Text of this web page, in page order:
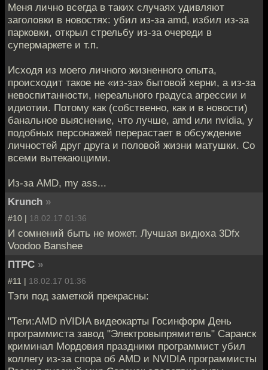
Меня лично всегда в таких случаях удивляют
заголовки в новостях: убил из-за amd, избил из-за
парковки, открыл стрельбу из-за очереди в
супермаркете и т.п.
Исходя из моего личного жизненного опыта,
происходит такое не «из-за» бытовой херни, а из-за
невоспитанности, нереального градуса агрессии и
идиотии. Потому как (собственно, как и в новости)
банальное выяснение, что лучше, amd или nvidia, у
подобных персонажей перерастает в обсуждение
личностей друг друга и половой жизни матушки. Со
всеми вытекающими.
Из-за AMD, my ass...
Krunch »
#10 | 18.02.17 01:36
И сомнений быть не может. Лучшая видюха 3Dfx
Voodoo Banshee
ПТРС »
#11 | 18.02.17 01:36
Тэги под заметкой прекрасны:
"Теги:AMD nVIDIA видеокарты Госинформ День
программиста завод "Электровыпрямитель" Саранск
криминал Мордовия праздники программист убил
коллегу из-за спора об AMD и NVIDIA программисты